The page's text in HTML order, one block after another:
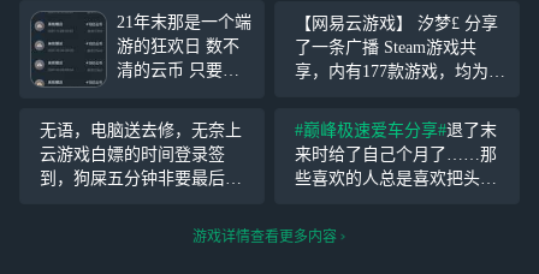
21年末那是一个端
游的狂欢日 数不
清的云币 只要你
你就能攒到非常多
非常多的云币。不
管是手游还是端游
【网易云游戏】 汐梦£ 分享
了一条广播 Steam游戏共
享，内有177款游戏，均为全
仅剩四位，有意者私 （可以
提前问有没有自己想玩的）
https://cg.163.c
无语，电脑送去修，无奈上
云游戏白嫖的时间登录签
到，狗屎五分钟非要最后一
换了个十点钟，更有趣，8分
#巅峰极速爱车分享#退了末
来时给了自己个月了……那
些喜欢的人总是喜欢把头靠
他说自己要努力做一些东
游戏详情查看更多内容